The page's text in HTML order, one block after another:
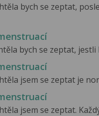
bych se zeptat,
bych se zeptat,
jsem se zeptat je
jsem se zeptat.